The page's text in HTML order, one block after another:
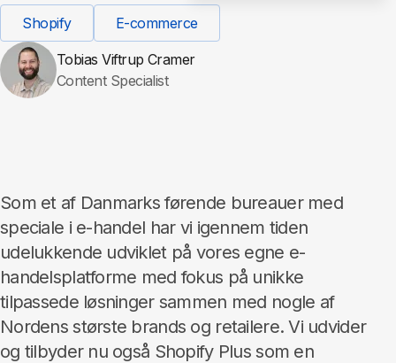
Shopify E-commerce
Tobias Viftrup Cramer
Content Specialist
Som et af Danmarks førende bureauer med
speciale i e-handel har vi igennem tiden
udelukkende udviklet på vores egne e-
handelsplatforme med fokus på unikke
tilpassede løsninger sammen med nogle af
Nordens største brands og retailere. Vi udvider
og tilbyder nu også Shopify Plus som en